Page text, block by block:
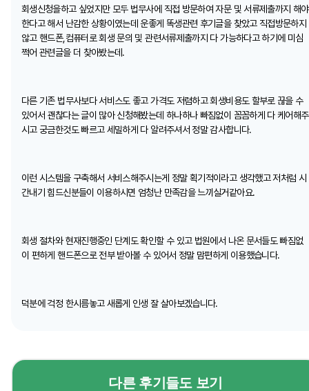
회생신청을하고 싶었지만 모두 법무사에 직접 방문하여 자문 및 서류제출까지 해야
한다고 해서 난감한 상황이였는데 운좋게 똑생관련 후기글을 찾았고 직접방문하지
않고 핸드폰,컴퓨터로 회생 문의 및 관련서류제출까지 다 가능하다고 하기에 미심
쩍어 관련글을 더 찾아봤는데.
다른 기존 법무사보다 서비스도 좋고 가격도 저렴하고 회생비용도 할부로 끊을 수
있어서 괜찮다는 글이 많아 신청해봤는데 하나하나 빠짐없이 꼼꼼하게 다 케어해주
시고 궁금한것도 빠르고 세밀하게 다 알려주셔서 정말 감사합니다.
이런 시스템을 구축해서 서비스해주시는게 정말 획기적이라고 생각했고 저처럼 시
간내기 힘드신분들이 이용하시면 엄청난 만족감을 느끼실거같아요.
회생 절차와 현재진행중인 단계도 확인할 수 있고 법원에서 나온 문서들도 빠짐없
이 편하게 핸드폰으로 전부 받아볼 수 있어서 정말 맘편하게 이용했습니다.
덕분에 걱정 한시름놓고 새롭게 인생 잘 살아보겠습니다.
다른 후기들도 보기